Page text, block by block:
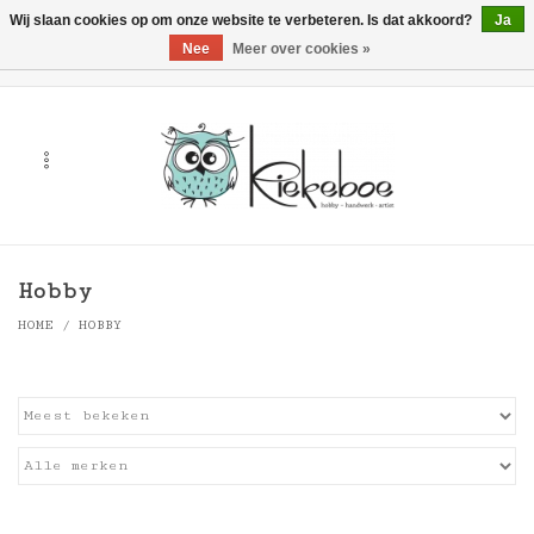
Hobby
HOME / HOBBY
Wij slaan cookies op om onze website te verbeteren. Is dat akkoord?
Ja
Nee
Meer over cookies »